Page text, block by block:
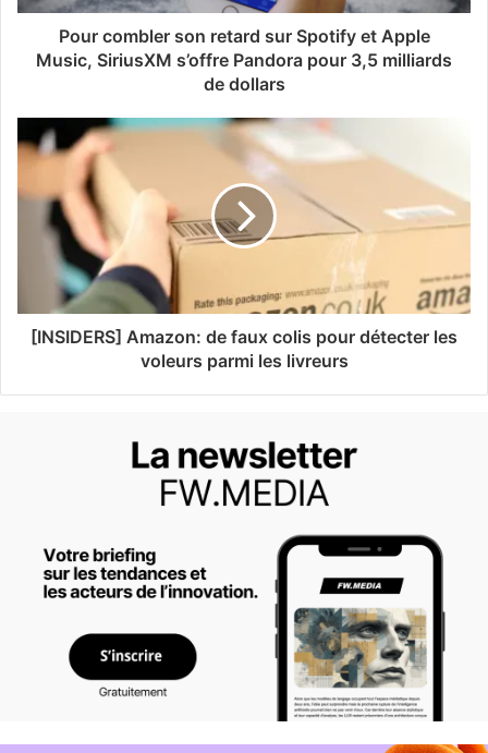
Pour combler son retard sur Spotify et Apple
Music, SiriusXM s’offre Pandora pour 3,5 milliards
de dollars
[INSIDERS] Amazon: de faux colis pour détecter les
voleurs parmi les livreurs